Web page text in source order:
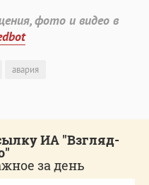
фото и видео в
авария
ИА "Взгляд-
за день